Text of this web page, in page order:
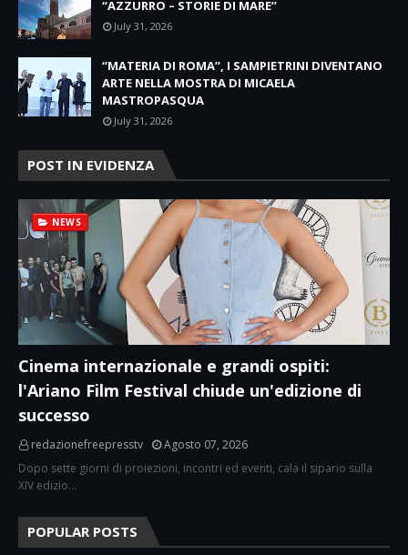
“AZZURRO – STORIE DI MARE”
July 31, 2026
“MATERIA DI ROMA”, I SAMPIETRINI DIVENTANO
ARTE NELLA MOSTRA DI MICAELA
MASTROPASQUA
July 31, 2026
POST IN EVIDENZA
NEWS
Cinema internazionale e grandi ospiti:
l'Ariano Film Festival chiude un'edizione di
successo
redazionefreepresstv
Agosto 07, 2026
Dopo sette giorni di proiezioni, incontri ed eventi, cala il sipario sulla
XIV edizio…
POPULAR POSTS